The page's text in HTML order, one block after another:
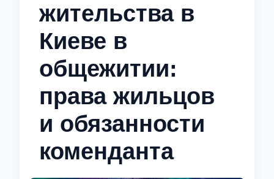
жительства в
Киеве в
общежитии:
права жильцов
и обязанности
коменданта